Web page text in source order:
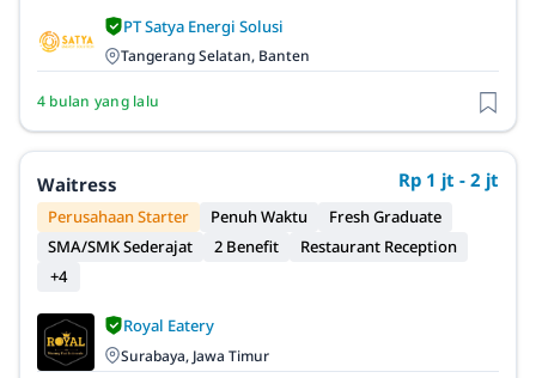
PT Satya Energi Solusi
Tangerang Selatan, Banten
4 bulan yang lalu
Waitress Rp 1 jt - 2 jt
Perusahaan Starter Penuh Waktu
Fresh Graduate
SMA/SMK Sederajat
2 Benefit
Restaurant Reception
+4
Royal Eatery
Surabaya, Jawa Timur